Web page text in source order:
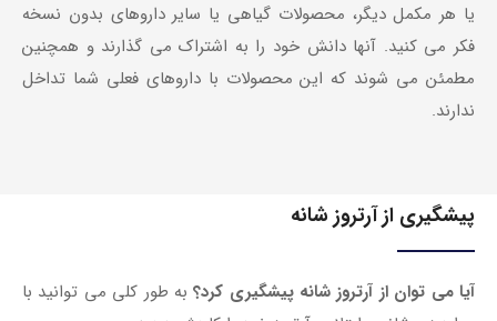
یا هر مکمل دیگر، محصولات گیاهی یا سایر داروهای بدون نسخه
فکر می کنید. آنها دانش خود را به اشتراک می گذارند و همچنین
مطمئن می شوند که این محصولات با داروهای فعلی شما تداخل
ندارند.
پیشگیری از آرتروز شانه
آیا می توان از آرتروز شانه پیشگیری کرد؟به طور کلی می توانید با